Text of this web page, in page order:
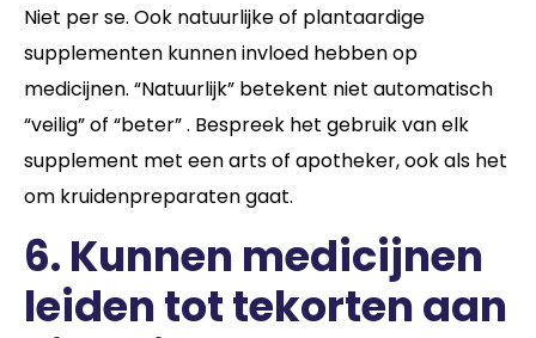
Niet per se. Ook natuurlijke of plantaardige
supplementen kunnen invloed hebben op
medicijnen. “Natuurlijk” betekent niet automatisch
“veilig” of “beter” . Bespreek het gebruik van elk
supplement met een arts of apotheker, ook als het
om kruidenpreparaten gaat.
6. Kunnen medicijnen
leiden tot tekorten aan